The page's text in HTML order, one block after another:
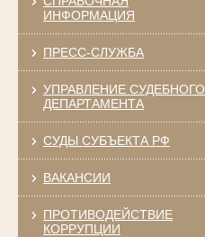
ИНФОРМАЦИЯ
ПРЕСС-СЛУЖБА
УПРАВЛЕНИЕ СУДЕБНОГО
ДЕПАРТАМЕНТА
СУДЫ СУБЪЕКТА РФ
ВАКАНСИИ
ПРОТИВОДЕЙСТВИЕ
КОРРУПЦИИ